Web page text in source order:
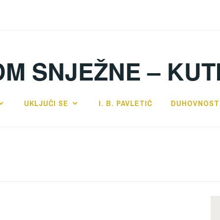
SNJEŽNE –
UKLJUČI SE I. B. PAVLETIĆ DUHOVNOST